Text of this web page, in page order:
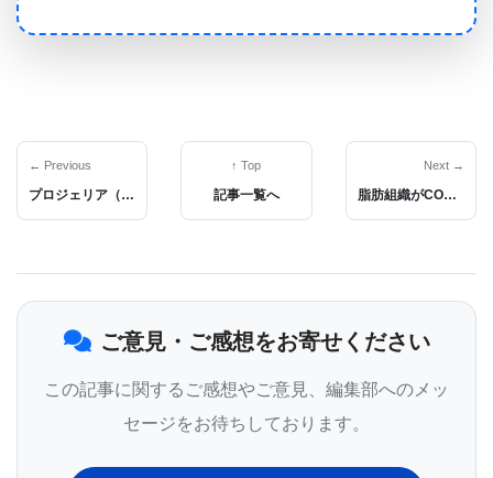
たくないので、そのうちの1人が迷子になった場合、
を尋ねる者がいるかもしれない。」
周辺の鳥小屋に数十羽のキンカチョウを飼育してお
り、そのうち20羽がこの最新の実験で使用された。2
部構成の実験では、20羽の飼育下のキンカチョウ
が、異なる鳥とその発声を区別するように訓練され
← Previous
プロジェリア（早老症）の治療薬がFDAにより認可された
↑ Top
記事一覧へ
Next →
脂肪組織がCOVID-19の悪化に重要な役割を果たすという仮説
ご意見・ご感想をお寄せください
この記事に関するご感想やご意見、編集部へのメッ
セージをお待ちしております。